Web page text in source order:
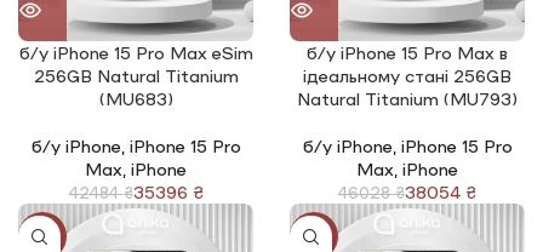
б/у iPhone 15 Pro Max eSim
256GB Natural Titanium
(MU683)
б/у iPhone, iPhone 15 Pro
Max iPhone
42484₴35396 ₴
б/у iPhone 15 Pro Max в
ідеальному стані 256GB
Natural Titanium (MU793)
б/у iPhone, iPhone 15 Pro
Max iPhone
46028₴38054 ₴
-17% -17%